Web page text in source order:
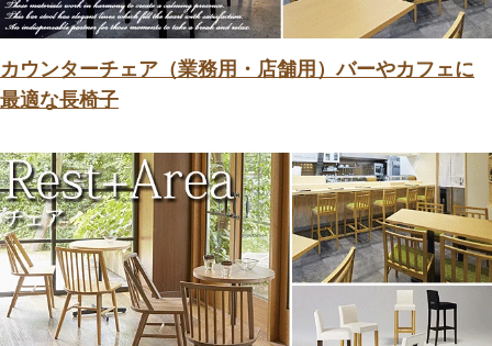
カウンターチェア（業務用・店舗用）バーやカフェに
最適な長椅子